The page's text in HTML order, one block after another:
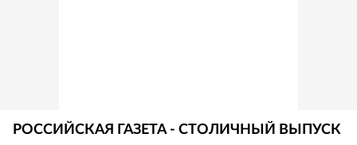
РОССИЙСКАЯ ГАЗЕТА - СТОЛИЧНЫЙ ВЫПУСК